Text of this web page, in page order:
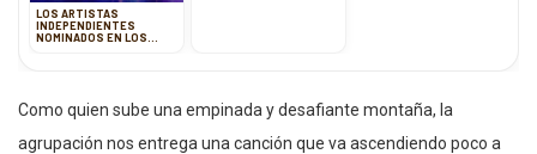
LOS ARTISTAS
INDEPENDIENTES
NOMINADOS EN LOS
Como quien sube una empinada y desafiante montaña, la
agrupación nos entrega una canción que va ascendiendo poco a